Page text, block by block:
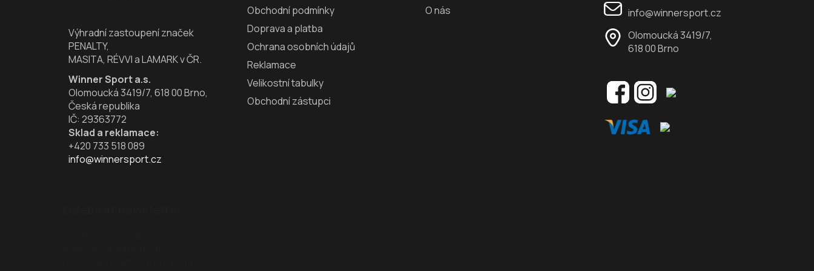
Výhradní zastoupení značek
PENALTY,
MASITA, RÉVVI a LAMARK v ČR.
Winner Sport a.s.
Olomoucká 3419/7, 618 00 Brno,
Česká republika
IČ: 29363772
Sklad a reklamace:
+420 733 518 089
info@winnersport.cz
Obchodní podmínky
Doprava a platba
Ochrana osobních údajů
Reklamace
Velikostní tabulky
Obchodní zástupci
O nás
info@winnersport.cz
Olomoucká 3419/7,
618 00 Brno